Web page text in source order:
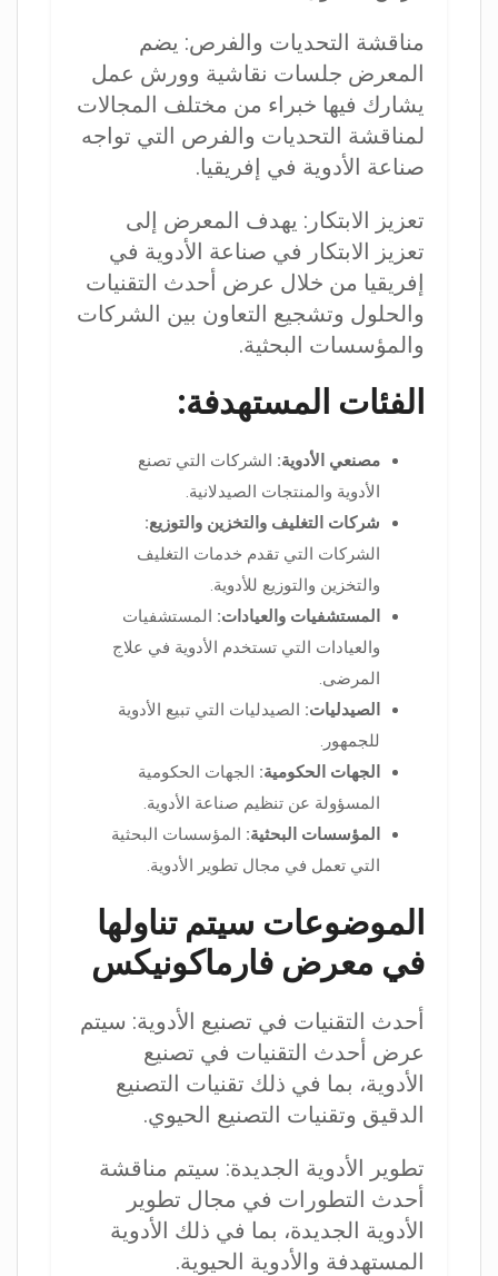
مناقشة التحديات والفرص: يضم
المعرض جلسات نقاشية وورش عمل
يشارك فيها خبراء من مختلف المجالات
لمناقشة التحديات والفرص التي تواجه
صناعة الأدوية في إفريقيا.
تعزيز الابتكار: يهدف المعرض إلى
تعزيز الابتكار في صناعة الأدوية في
إفريقيا من خلال عرض أحدث التقنيات
والحلول وتشجيع التعاون بين الشركات
والمؤسسات البحثية.
الفئات المستهدفة:
مصنعي الأدوية: الشركات التي تصنع
الأدوية والمنتجات الصيدلانية.
شركات التغليف والتخزين والتوزيع:
الشركات التي تقدم خدمات التغليف
والتخزين والتوزيع للأدوية.
المستشفيات والعيادات: المستشفيات
والعيادات التي تستخدم الأدوية في علاج
المرضى.
الصيدليات: الصيدليات التي تبيع الأدوية
للجمهور.
الجهات الحكومية: الجهات الحكومية
المسؤولة عن تنظيم صناعة الأدوية.
المؤسسات البحثية: المؤسسات البحثية
التي تعمل في مجال تطوير الأدوية.
الموضوعات سيتم تناولها
في معرض فارماكونيكس
أحدث التقنيات في تصنيع الأدوية: سيتم
عرض أحدث التقنيات في تصنيع
الأدوية، بما في ذلك تقنيات التصنيع
الدقيق وتقنيات التصنيع الحيوي.
تطوير الأدوية الجديدة: سيتم مناقشة
أحدث التطورات في مجال تطوير
الأدوية الجديدة، بما في ذلك الأدوية
المستهدفة والأدوية الحيوية.